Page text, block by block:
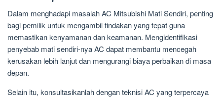
Dalam menghadapi masalah AC Mitsubishi Mati Sendiri, penting
bagi pemilik untuk mengambil tindakan yang tepat guna
memastikan kenyamanan dan keamanan. Mengidentifikasi
penyebab mati sendiri-nya AC dapat membantu mencegah
kerusakan lebih lanjut dan mengurangi biaya perbaikan di masa
depan.
Selain itu, konsultasikanlah dengan teknisi AC yang terpercaya